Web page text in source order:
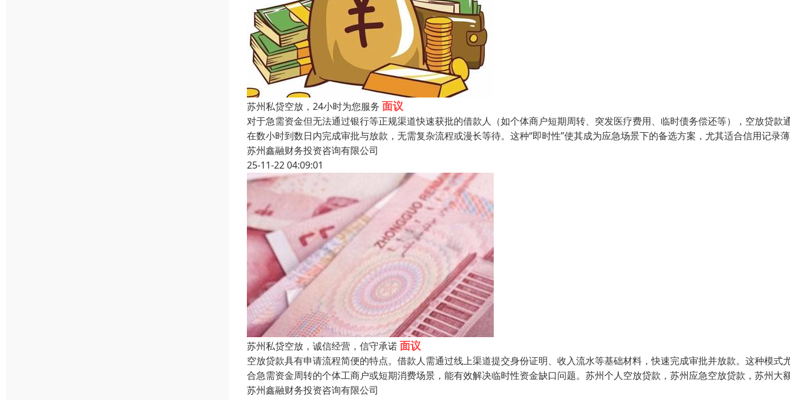
苏州私贷空放，24小时为您服务 面议
对于急需资金但无法通过银行等正规渠道快速获批的借款人（如个体商户短期周转、突发医疗费用、临时债务偿还等），空放贷款
在数小时到数日内完成审批与放款，无需复杂流程或漫长等待。这种“即时性”使其成为应急场景下的备选方案，尤其适合信用记录
苏州鑫融财务投资咨询有限公司
25-11-22 04:09:01
苏州私贷空放，诚信经营，信守承诺面议
空放贷款具有申请流程简便的特点。借款人需通过线上渠道提交身份证明、收入流水等基础材料，快速完成审批并放款。这种模式
合急需资金周转的个体工商户或短期消费场景，能有效解决临时性资金缺口问题。苏州个人空放贷款，苏州应急空放贷款，苏州大
苏州鑫融财务投资咨询有限公司